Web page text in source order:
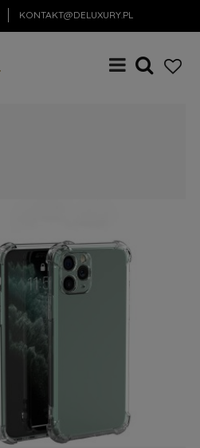
KONTAKT@DELUXURY.PL